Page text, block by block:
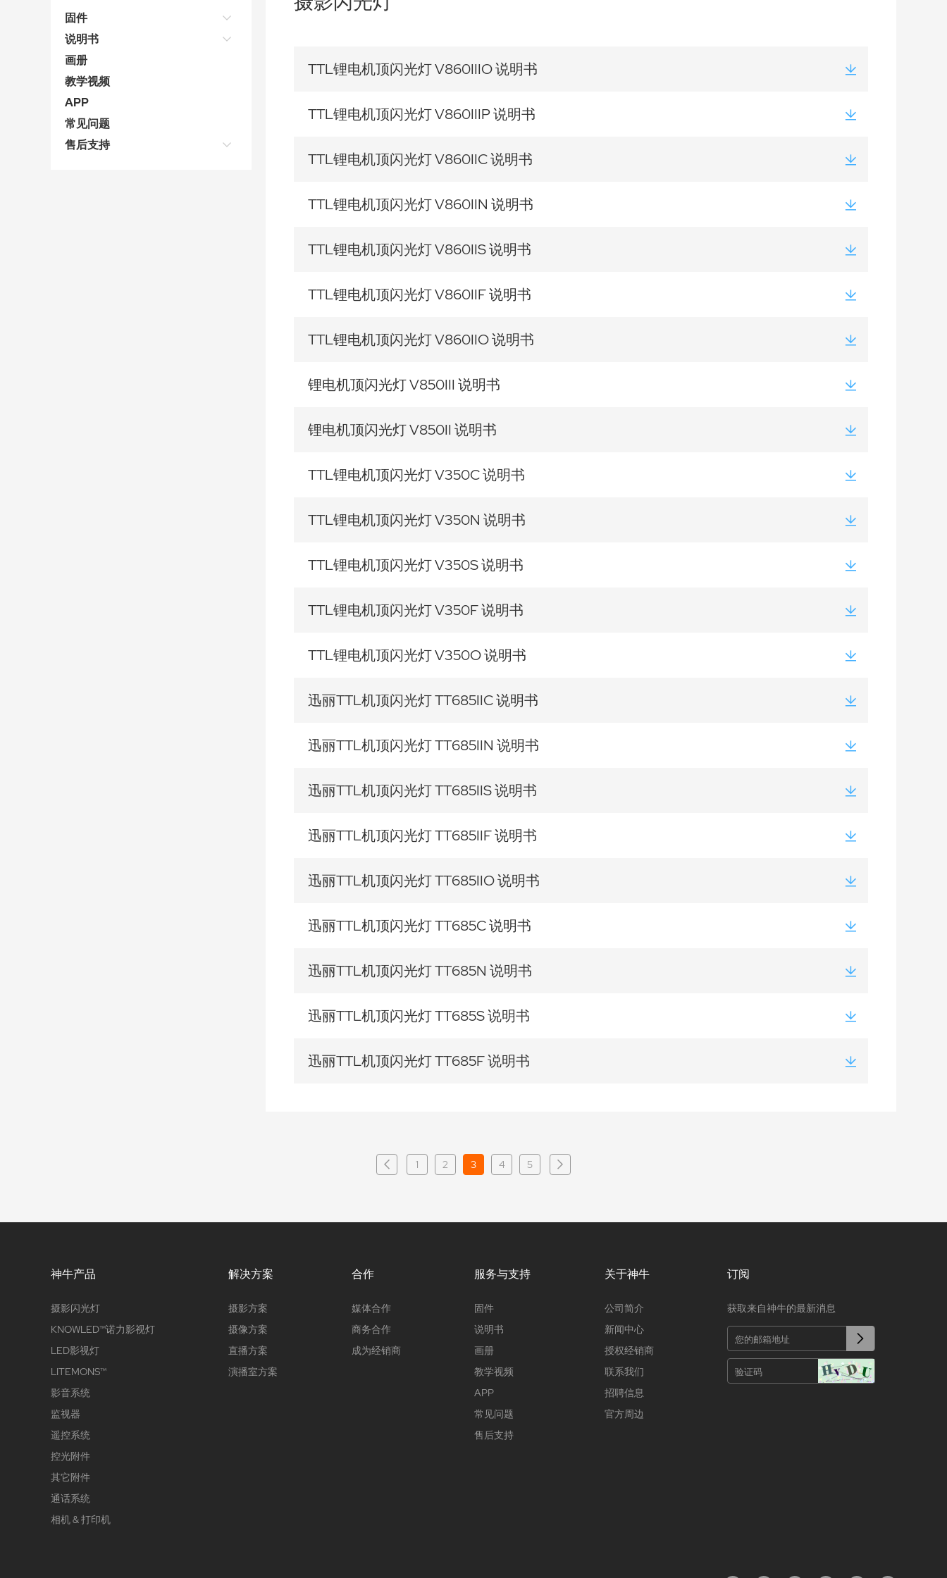
固件
说明书
画册
教学视频
APP
常见问题
售后支持
TTL锂电机顶闪光灯 V860IIIO 说明书
TTL锂电机顶闪光灯 V860IIIP 说明书
TTL锂电机顶闪光灯 V860IIC 说明书
TTL锂电机顶闪光灯 V860IIN 说明书
TTL锂电机顶闪光灯 V860IIS 说明书
TTL锂电机顶闪光灯 V860IIF 说明书
TTL锂电机顶闪光灯 V860IIO 说明书
锂电机顶闪光灯 V850III 说明书
锂电机顶闪光灯 V850II 说明书
TTL锂电机顶闪光灯 V350C 说明书
TTL锂电机顶闪光灯 V350N 说明书
TTL锂电机顶闪光灯 V350S 说明书
TTL锂电机顶闪光灯 V350F 说明书
TTL锂电机顶闪光灯 V350O 说明书
迅丽TTL机顶闪光灯 TT685IIC 说明书
迅丽TTL机顶闪光灯 TT685IIN 说明书
迅丽TTL机顶闪光灯 TT685IIS 说明书
迅丽TTL机顶闪光灯 TT685IIF 说明书
迅丽TTL机顶闪光灯 TT685IIO 说明书
迅丽TTL机顶闪光灯 TT685C 说明书
迅丽TTL机顶闪光灯 TT685N 说明书
迅丽TTL机顶闪光灯 TT685S 说明书
迅丽TTL机顶闪光灯 TT685F 说明书
1 2 3 4 5
神牛产品
摄影闪光灯
KNOWLED™诺力影视灯
LED影视灯
LITEMONS™
影音系统
监视器
遥控系统
控光附件
其它附件
通话系统
相机 & 打印机
解决方案
摄影方案
摄像方案
直播方案
演播室方案
合作
媒体合作
商务合作
成为经销商
服务与支持
固件
说明书
画册
教学视频
APP
常见问题
售后支持
关于神牛
公司简介
新闻中心
授权经销商
联系我们
招聘信息
官方周边
订阅
获取来自神牛的最新消息